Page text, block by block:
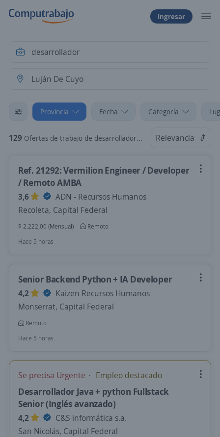
Ingresar
Provincia Fecha Categoría
129 Ofertas de trabajo de desarrollador en Luján De Cuyo, Mendoza Relevancia
Ref. 21292: Vermilion Engineer / Developer
/ Remoto AMBA
3,6
ADN - Recursos Humanos
Recoleta, Capital Federal
$ 2.222,00 (Mensual)
Remoto
Hace 5 horas
Senior Backend Python + IA Developer
4,2
Kaizen Recursos Humanos
Monserrat, Capital Federal
Remoto
Hace 5 horas
Se precisa Urgente Empleo destacado
Desarrollador Java + python Fullstack
Senior (Inglés avanzado)
4,2
C&S informática s.a.
San Nicolás, Capital Federal